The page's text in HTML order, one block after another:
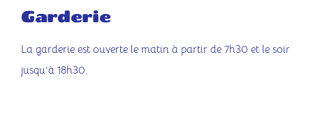
Garderie
La garderie est ouverte le matin à partir de 7h30 et le soir
jusqu’à 18h30.